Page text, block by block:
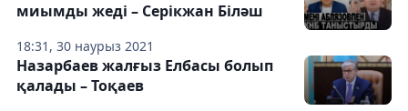
18:31, 30 наурыз 2021
миымды жеді – Серікжан Біләш
Назарбаев жалғыз Елбасы болып
қалады – Тоқаев